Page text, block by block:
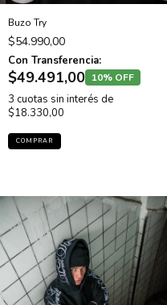
Buzo Try
$54.990,00
Con Transferencia:
$49.491,00 10% OFF
3 cuotas sin interés de
$18.330,00
COMPRAR